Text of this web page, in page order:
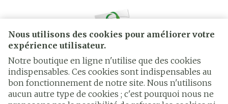
Nous utilisons des cookies pour améliorer votre
expérience utilisateur.
Notre boutique en ligne n'utilise que des cookies
indispensables. Ces cookies sont indispensables au
bon fonctionnement de notre site. Nous n'utilisons
aucun autre type de cookies ; c'est pourquoi nous ne
Liens légaux